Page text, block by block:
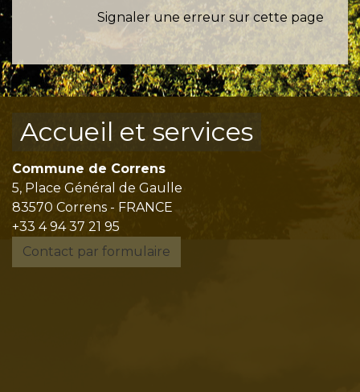
Signaler une erreur sur cette page
Accueil et services
Commune de Correns
5, Place Général de Gaulle
83570 Correns - FRANCE
+33 4 94 37 21 95
Contact par formulaire